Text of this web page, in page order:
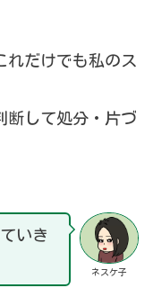
れだけでも私のス
断して処分・片づ
ネスケ子
いき